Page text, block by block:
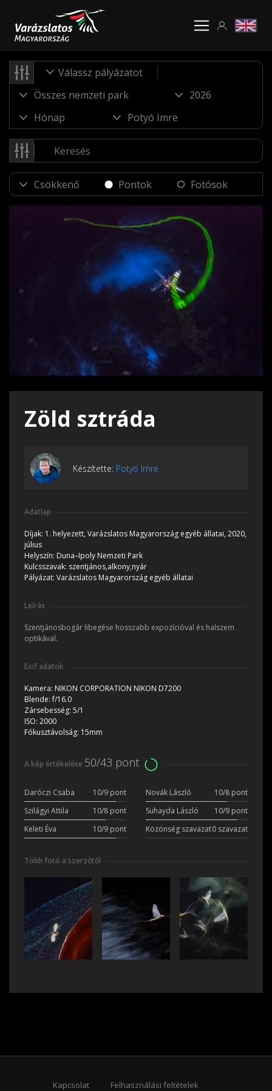
Válassz pályázatot
Pontok Fotósok
Zöld sztráda
Készítette: Potyó Imre
Adatlap
Díjak: 1. helyezett, Varázslatos Magyarország egyéb állatai, 2020,
július
Helyszín: Duna–Ipoly Nemzeti Park
Kulcsszavak: szentjános,alkony,nyár
Pályázat: Varázslatos Magyarország egyéb állatai
Leírás
Szentjánosbogár libegése hosszabb expozícióval és halszem
optikával.
Exif adatok
Kamera: NIKON CORPORATION NIKON D7200
Blende:f/16.0
Zársebesség: 5/1
ISO: 2000
Fókusztávolság: 15mm
A kép értékelése 50/43 pont
Daróczi Csaba 10/9 pont Novák László
10/8 pont
Szilágyi Attila
10/8 pont Suhayda László
10/9 pont
Keleti Éva
10/9 pont Közönség szavazat0 szavazat
Több fotó a szerzőtől
Kapcsolat Felhasználási feltételek